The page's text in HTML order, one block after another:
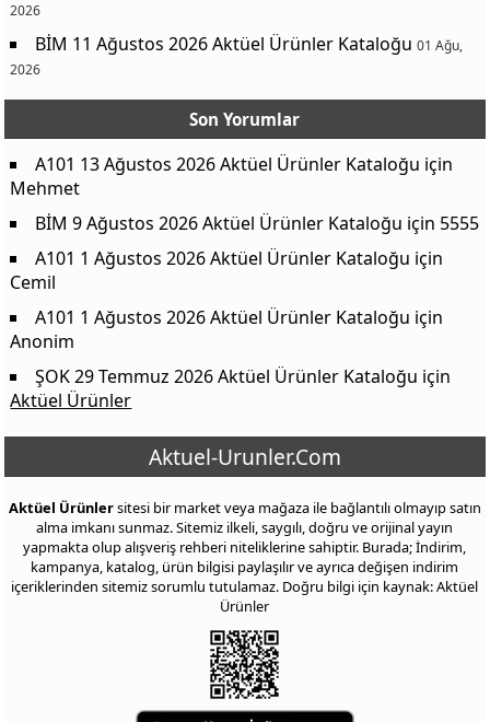
2026
BİM 11 Ağustos 2026 Aktüel Ürünler Kataloğu 01 Ağu,
2026
Son Yorumlar
A101 13 Ağustos 2026 Aktüel Ürünler Kataloğu için
Mehmet
BİM 9 Ağustos 2026 Aktüel Ürünler Kataloğu için 5555
A101 1 Ağustos 2026 Aktüel Ürünler Kataloğu için
Cemil
A101 1 Ağustos 2026 Aktüel Ürünler Kataloğu için
Anonim
ŞOK 29 Temmuz 2026 Aktüel Ürünler Kataloğu için
Aktüel Ürünler
Aktuel-Urunler.Com
Aktüel Ürünlersitesi bir market veya mağaza ile bağlantılı olmayıp satın
alma imkanı sunmaz. Sitemiz ilkeli, saygılı, doğru ve orijinal yayın
yapmakta olup alışveriş rehberi niteliklerine sahiptir. Burada; İndirim,
kampanya, katalog, ürün bilgisi paylaşılır ve ayrıca değişen indirim
içeriklerinden sitemiz sorumlu tutulamaz. Doğru bilgi için kaynak: Aktüel
Ürünler